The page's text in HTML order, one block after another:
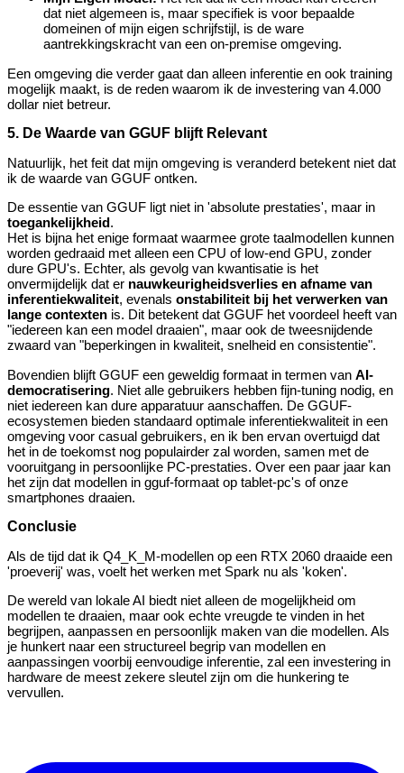
dat niet algemeen is, maar specifiek is voor bepaalde
domeinen of mijn eigen schrijfstijl, is de ware
aantrekkingskracht van een on-premise omgeving.
Een omgeving die verder gaat dan alleen inferentie en ook training
mogelijk maakt, is de reden waarom ik de investering van 4.000
dollar niet betreur.
5. De Waarde van GGUF blijft Relevant
Natuurlijk, het feit dat mijn omgeving is veranderd betekent niet dat
ik de waarde van GGUF ontken.
De essentie van GGUF ligt niet in 'absolute prestaties', maar in
toegankelijkheid.
Het is bijna het enige formaat waarmee grote taalmodellen kunnen
worden gedraaid met alleen een CPU of low-end GPU, zonder
dure GPU's. Echter, als gevolg van kwantisatie is het
onvermijdelijk dat er nauwkeurigheidsverlies en afname van
inferentiekwaliteit, evenals onstabiliteit bij het verwerken van
lange contexten is. Dit betekent dat GGUF het voordeel heeft van
"iedereen kan een model draaien", maar ook de tweesnijdende
zwaard van "beperkingen in kwaliteit, snelheid en consistentie".
Bovendien blijft GGUF een geweldig formaat in termen van AI-
democratisering. Niet alle gebruikers hebben fijn-tuning nodig, en
niet iedereen kan dure apparatuur aanschaffen. De GGUF-
ecosystemen bieden standaard optimale inferentiekwaliteit in een
omgeving voor casual gebruikers, en ik ben ervan overtuigd dat
het in de toekomst nog populairder zal worden, samen met de
vooruitgang in persoonlijke PC-prestaties. Over een paar jaar kan
het zijn dat modellen in gguf-formaat op tablet-pc's of onze
smartphones draaien.
Conclusie
Als de tijd dat ik Q4_K_M-modellen op een RTX 2060 draaide een
'proeverij' was, voelt het werken met Spark nu als 'koken'.
De wereld van lokale AI biedt niet alleen de mogelijkheid om
modellen te draaien, maar ook echte vreugde te vinden in het
begrijpen, aanpassen en persoonlijk maken van die modellen. Als
je hunkert naar een structureel begrip van modellen en
aanpassingen voorbij eenvoudige inferentie, zal een investering in
hardware de meest zekere sleutel zijn om die hunkering te
vervullen.